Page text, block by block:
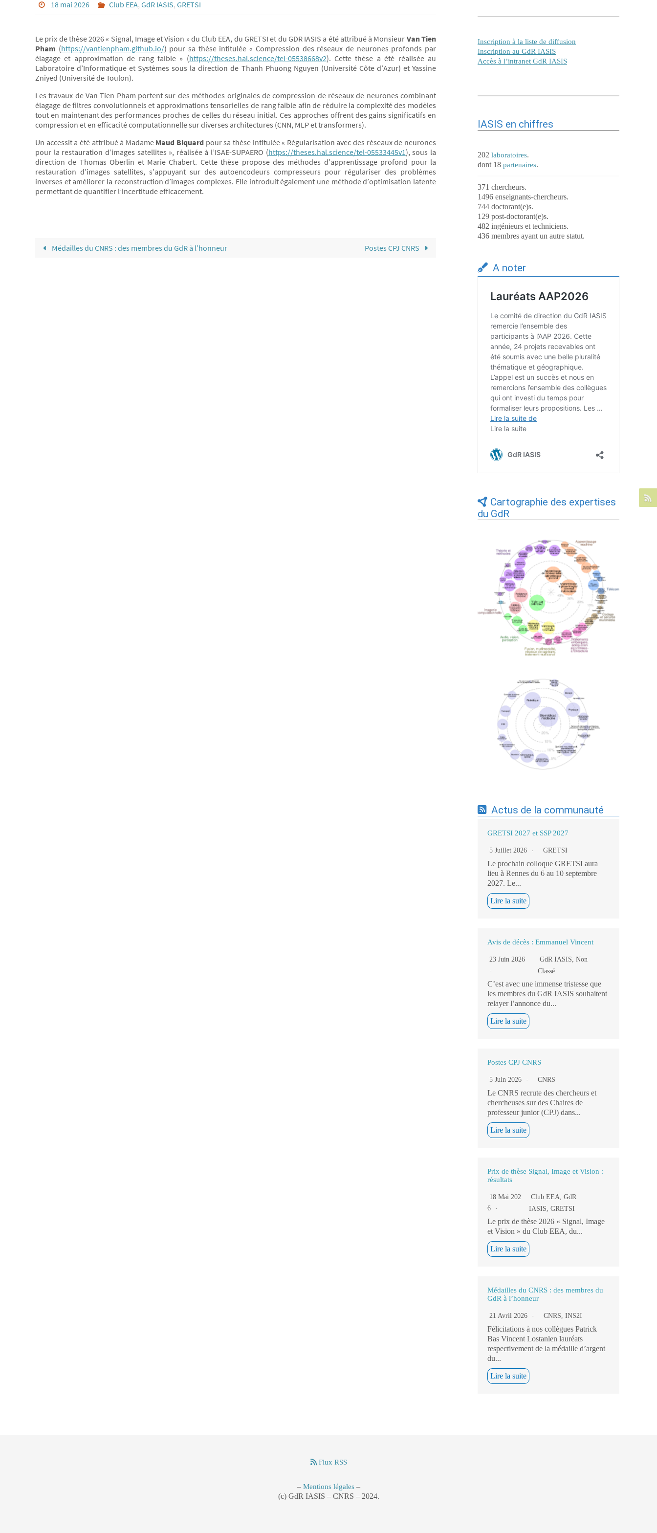
18 mai 2026 Club EEA, GdR IASIS, GRETSI
Le prix de thèse 2026 « Signal, Image et Vision » du Club EEA, du GRETSI et du GDR IASIS a été attribué à Monsieur Van Tien
Pham (https://vantienpham.github.io/) pour sa thèse intitulée « Compression des réseaux de neurones profonds par
élagage et approximation de rang faible » (https://theses.hal.science/tel-05538668v2). Cette thèse a été réalisée au
Laboratoire d’Informatique et Systèmes sous la direction de Thanh Phuong Nguyen (Université Côte d’Azur) et Yassine
Zniyed (Université de Toulon).
Les travaux de Van Tien Pham portent sur des méthodes originales de compression de réseaux de neurones combinant
élagage de filtres convolutionnels et approximations tensorielles de rang faible afin de réduire la complexité des modèles
tout en maintenant des performances proches de celles du réseau initial. Ces approches offrent des gains significatifs en
compression et en efficacité computationnelle sur diverses architectures (CNN, MLP et transformers).
Un accessit a été attribué à Madame Maud Biquard pour sa thèse intitulée « Régularisation avec des réseaux de neurones
pour la restauration d’images satellites », réalisée à l’ISAE-SUPAERO (https://theses.hal.science/tel-05533445v1), sous la
direction de Thomas Oberlin et Marie Chabert. Cette thèse propose des méthodes d’apprentissage profond pour la
restauration d’images satellites, s’appuyant sur des autoencodeurs compresseurs pour régulariser des problèmes
inverses et améliorer la reconstruction d’images complexes. Elle introduit également une méthode d’optimisation latente
permettant de quantifier l’incertitude efficacement.
Médailles du CNRS : des membres du GdR à l’honneur Postes CPJ CNRS
Inscription à la liste de diffusion
Inscription au GdR IASIS
Accès à l’intranet GdR IASIS
IASIS en chiffres
202 laboratoires.
dont 18 partenaires.
371 chercheurs.
1496 enseignants-chercheurs.
744 doctorant(e)s.
129 post-doctorant(e)s.
482 ingénieurs et techniciens.
436 membres ayant un autre statut.
A noter
Cartographie des expertises
du GdR
Expertises du GdR - cartographie par Axes
- 19/09/2025
Expertises du GdR - cartographie par mots-
clés applicatifs - 19/09/2025
Actus de la communauté
GRETSI 2027 et SSP 2027
5 Juillet 2026 GRETSI
Le prochain colloque GRETSI aura
lieu à Rennes du 6 au 10 septembre
2027. Le...
Lire la suite
Avis de décès : Emmanuel Vincent
23 Juin 2026 GdR IASIS,Non
Classé
C’est avec une immense tristesse que
les membres du GdR IASIS souhaitent
relayer l’annonce du...
Lire la suite
Postes CPJ CNRS
5 Juin 2026 CNRS
Le CNRS recrute des chercheurs et
chercheuses sur des Chaires de
professeur junior (CPJ) dans...
Lire la suite
Prix de thèse Signal, Image et Vision :
résultats
18 Mai 202
6
Club EEA,GdR
IASIS,GRETSI
Le prix de thèse 2026 « Signal, Image
et Vision » du Club EEA, du...
Lire la suite
Médailles du CNRS : des membres du
GdR à l’honneur
21 Avril 2026 CNRS, INS2I
Félicitations à nos collègues Patrick
Bas Vincent Lostanlen lauréats
respectivement de la médaille d’argent
du...
Lire la suite
Flux RSS
– Mentions légales–
(c) GdR IASIS – CNRS – 2024.